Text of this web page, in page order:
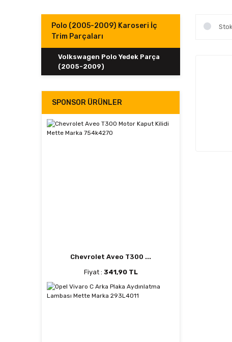
Polo (2005-2009) Karoseri İç
Trim Parçaları
Volkswagen Polo Yedek Parça
(2005-2009)
SPONSOR ÜRÜNLER
Chevrolet Aveo T300 ...
Fiyat : 341,90 TL